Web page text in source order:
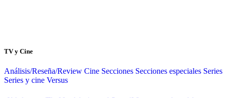
TV y Cine
Análisis/Reseña/Review Cine Secciones Secciones especiales Series
Series y cine Versus